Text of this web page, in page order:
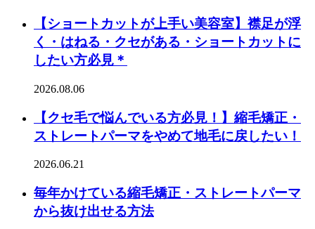
【ショートカットが上手い美容室】襟足が浮
く・はねる・クセがある・ショートカットに
したい方必見＊
2026.08.06
【クセ毛で悩んでいる方必見！】縮毛矯正・
ストレートパーマをやめて地毛に戻したい！
2026.06.21
毎年かけている縮毛矯正・ストレートパーマ
から抜け出せる方法